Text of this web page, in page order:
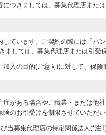
つきましては、募集代理店また
ています。ご契約の際には「パ
ましては、募集代理店または引受
入の目的(ご意向)に対して、保険
症がある場合やご職業・または
のお引受けを制限させていただい
当募集代理店の特定関係法人(*